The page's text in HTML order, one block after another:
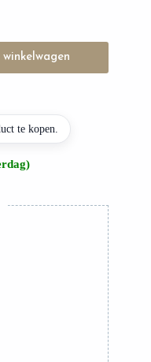
te kopen.